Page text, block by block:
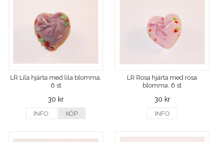
LR Lila hjärta med lila blomma,
6 st
30 kr
INFO KÖP
LR Rosa hjärta med rosa
blomma, 6 st
30 kr
INFO